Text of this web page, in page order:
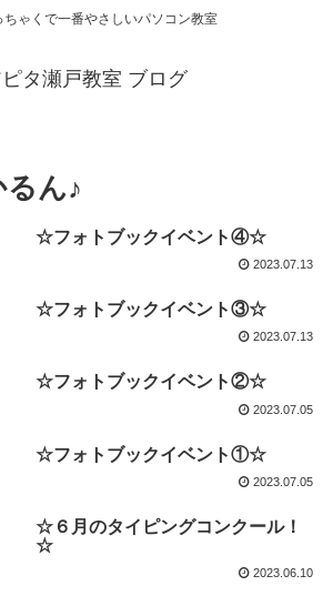
ちゃくで一番やさしいパソコン教室
タ瀬戸教室 ブログ
ん♪
☆フォトブックイベント④☆
2023.07.13
☆フォトブックイベント③☆
2023.07.13
☆フォトブックイベント②☆
2023.07.05
☆フォトブックイベント①☆
2023.07.05
☆６月のタイピングコンクール！
☆
2023.06.10